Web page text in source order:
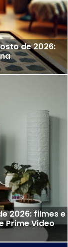
de 2026:
2026: filmes e
Prime Video